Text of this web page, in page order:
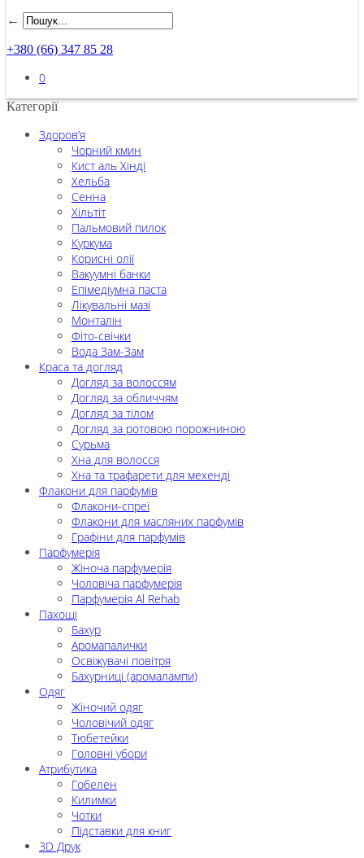
←
+380 (66) 347 85 28
0
Категорії
Здоров’я
Чорний кмин
Кист аль Хінді
Хельба
Сенна
Хільтіт
Пальмовий пилок
Куркума
Корисні олії
Вакуумні банки
Епімедіумна паста
Лікувальні мазі
Монталін
Фіто-свічки
Вода Зам-Зам
Краса та догляд
Догляд за волоссям
Догляд за обличчям
Догляд за тілом
Догляд за ротовою порожниною
Сурьма
Хна для волосся
Хна та трафарети для мехенді
Флакони для парфумів
Флакони-спреї
Флакони для масляних парфумів
Графіни для парфумів
Парфумерія
Жіноча парфумерія
Чоловіча парфумерія
Парфумерія Al Rehab
Пахощі
Бахур
Аромапалички
Освіжувачі повітря
Бахурниці (аромалампи)
Одяг
Жіночий одяг
Чоловічий одяг
Тюбетейки
Головні убори
Атрибутика
Гобелен
Килимки
Чотки
Підставки для книг
3D Друк